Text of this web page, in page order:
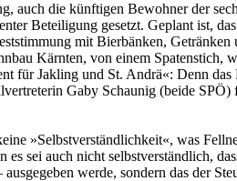
auch die künftigen Bewohner der
Beteiligung gesetzt. Geplant ist,
mit Bierbänken,
Kärnten, von einem
für Jakling und St. Andrä«: Denn
Gaby Schaunig (beide
»Selbstverständlichkeit«, was
sei auch nicht selbstverständlich,
werde, sondern das der